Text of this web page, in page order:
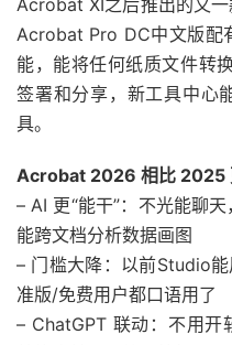
Acrobat XI之后推出的又一
Acrobat Pro DC中文版配
能，能将任何纸质文件转
签署和分享，新工具中心
具。
Acrobat 2026 相比 2025
– AI 更“能干”：不光能聊
能跨文档分析数据画图
– 门槛大降：以前Studio
准版/免费用户都口语用了
– ChatGPT 联动：不用